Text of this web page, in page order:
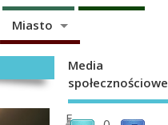
Miasto
„
F
Media
społecznościowe